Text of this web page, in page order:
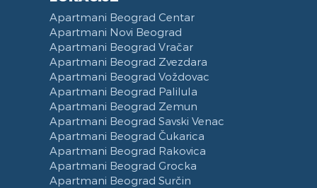
Apartmani Beograd Centar
Apartmani Novi Beograd
Apartmani Beograd Vračar
Apartmani Beograd Zvezdara
Apartmani Beograd Voždovac
Apartmani Beograd Palilula
Apartmani Beograd Zemun
Apartmani Beograd Savski Venac
Apartmani Beograd Čukarica
Apartmani Beograd Rakovica
Apartmani Beograd Grocka
Apartmani Beograd Surčin